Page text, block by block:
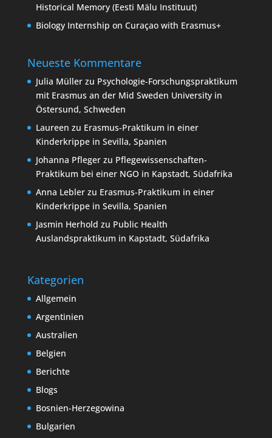
Historical Memory (Eesti Mälu Instituut)
Biology Internship on Curaçao with Erasmus+
Neueste Kommentare
Julia Müllerzu Psychologie-Forschungspraktikum
mit Erasmus an der Mid Sweden University in
Östersund, Schweden
Laureen zu Erasmus-Praktikum in einer
Kinderkrippe in Sevilla, Spanien
Johanna Pflegerzu Pflegewissenschaften-
Praktikum bei einer NGO in Kapstadt, Südafrika
Anna Leblerzu Erasmus-Praktikum in einer
Kinderkrippe in Sevilla, Spanien
Jasmin Herhold zu Public Health
Auslandspraktikum in Kapstadt, Südafrika
Kategorien
Allgemein
Argentinien
Australien
Belgien
Berichte
Blogs
Bosnien-Herzegowina
Bulgarien